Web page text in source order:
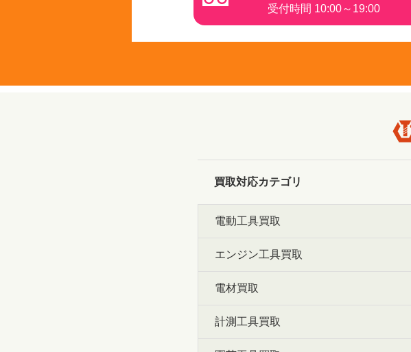
受付時間 10:00～19:00
買取対応カテゴリ
電動工具買取
エンジン工具買取
電材買取
計測工具買取